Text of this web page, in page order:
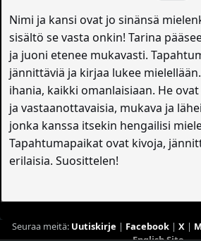
Nimi ja kansi ovat jo sinänsä
sisältö se vasta onkin! Tarina
ja juoni etenee mukavasti.
jännittäviä ja kirjaa lukee
ihania, kaikki omanlaisiaan. He
ja vastaanottavaisia, mukava ja
jonka kanssa itsekin hengailisi
Tapahtumapaikat ovat kivoja,
erilaisia. Suosittelen!
Seuraa meitä: Uutiskirje | Facebook| X|